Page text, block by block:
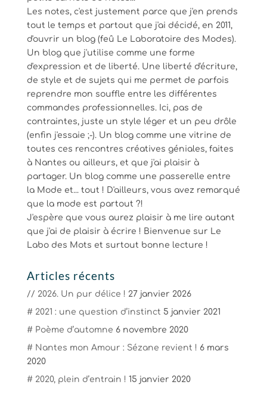
Les notes, c'est justement parce que j'en prends
tout le temps et partout que j'ai décidé, en 2011,
d'ouvrir un blog (feû Le Laboratoire des Modes).
Un blog que j'utilise comme une forme
d'expression et de liberté. Une liberté d'écriture,
de style et de sujets qui me permet de parfois
reprendre mon souffle entre les différentes
commandes professionnelles. Ici, pas de
contraintes, juste un style léger et un peu drôle
(enfin j'essaie ;-). Un blog comme une vitrine de
toutes ces rencontres créatives géniales, faites
à Nantes ou ailleurs, et que j'ai plaisir à
partager. Un blog comme une passerelle entre
la Mode et... tout ! D'ailleurs, vous avez remarqué
que la mode est partout ?!
J'espère que vous aurez plaisir à me lire autant
que j'ai de plaisir à écrire ! Bienvenue sur Le
Labo des Mots et surtout bonne lecture !
Articles récents
// 2026. Un pur délice ! 27 janvier 2026
# 2021 : une question d’instinct 5 janvier 2021
# Poème d’automne 6 novembre 2020
# Nantes mon Amour : Sézane revient ! 6 mars
2020
# 2020, plein d’entrain ! 15 janvier 2020